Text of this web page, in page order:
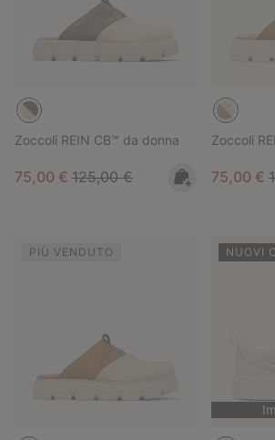
Zoccoli REIN CB™ da donna
Sale price:
75,00 € Regular price:
125,00 €
Zoccoli
Sale
75,00 €
PIÙ VENDUTO NUOVI